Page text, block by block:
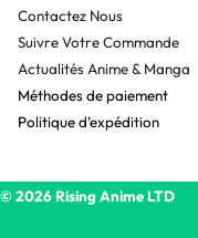
Contactez Nous
Suivre Votre Commande
Actualités Anime & Manga
Méthodes de paiement
Politique d’expédition
© 2026 Rising Anime LTD